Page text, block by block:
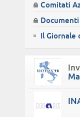
Comitati
Il Giornale